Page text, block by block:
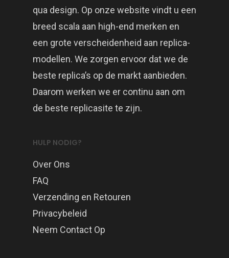
qua design. Op onze website vindt u een
breed scala aan high-end merken en
een grote verscheidenheid aan replica-
modellen. We zorgen ervoor dat we de
beste replica’s op de markt aanbieden.
Daarom werken we er continu aan om
de beste replicasite te zijn.
HULP NODIG?
Over Ons
FAQ
Verzending en Retouren
Privacybeleid
Neem Contact Op